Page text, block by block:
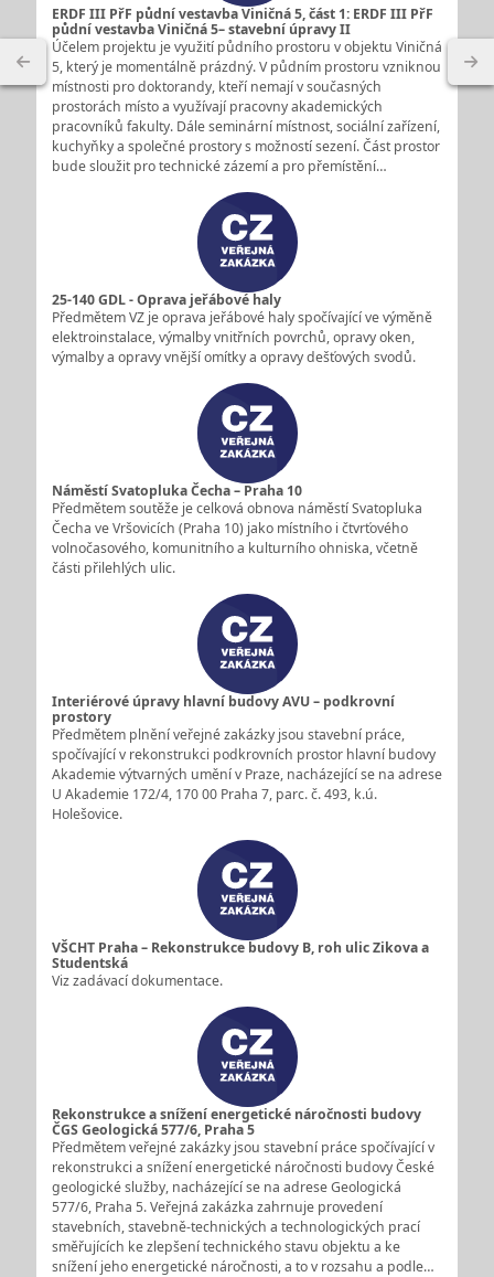
ERDF III PřF půdní vestavba Viničná 5, část 1: ERDF III PřF
půdní vestavba Viničná 5– stavební úpravy II
Účelem projektu je využití půdního prostoru v objektu Viničná
5, který je momentálně prázdný. V půdním prostoru vzniknou
místnosti pro doktorandy, kteří nemají v současných
prostorách místo a využívají pracovny akademických
pracovníků fakulty. Dále seminární místnost, sociální zařízení,
kuchyňky a společné prostory s možností sezení. Část prostor
bude sloužit pro technické zázemí a pro přemístění…
25-140 GDL - Oprava jeřábové haly
Předmětem VZ je oprava jeřábové haly spočívající ve výměně
elektroinstalace, výmalby vnitřních povrchů, opravy oken,
výmalby a opravy vnější omítky a opravy dešťových svodů.
Náměstí Svatopluka Čecha – Praha 10
Předmětem soutěže je celková obnova náměstí Svatopluka
Čecha ve Vršovicích (Praha 10) jako místního i čtvrťového
volnočasového, komunitního a kulturního ohniska, včetně
části přilehlých ulic.
Interiérové úpravy hlavní budovy AVU – podkrovní
prostory
Předmětem plnění veřejné zakázky jsou stavební práce,
spočívající v rekonstrukci podkrovních prostor hlavní budovy
Akademie výtvarných umění v Praze, nacházející se na adrese
U Akademie 172/4, 170 00 Praha 7, parc. č. 493, k.ú.
Holešovice.
VŠCHT Praha – Rekonstrukce budovy B, roh ulic Zikova a
Studentská
Viz zadávací dokumentace.
Rekonstrukce a snížení energetické náročnosti budovy
ČGS Geologická 577/6, Praha 5
Předmětem veřejné zakázky jsou stavební práce spočívající v
rekonstrukci a snížení energetické náročnosti budovy České
geologické služby, nacházející se na adrese Geologická
577/6, Praha 5. Veřejná zakázka zahrnuje provedení
stavebních, stavebně-technických a technologických prací
směřujících ke zlepšení technického stavu objektu a ke
snížení jeho energetické náročnosti, a to v rozsahu a podle…